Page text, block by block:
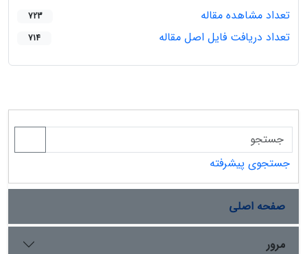
تعداد مشاهده مقاله
723
تعداد دریافت فایل اصل مقاله 714
جستجوی پیشرفته
صفحه اصلی
مرور